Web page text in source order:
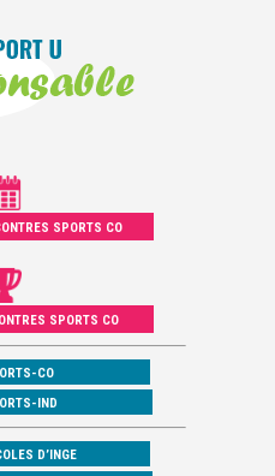
SPORTS CO
SPORTS CO
CO
IND
D’INGE